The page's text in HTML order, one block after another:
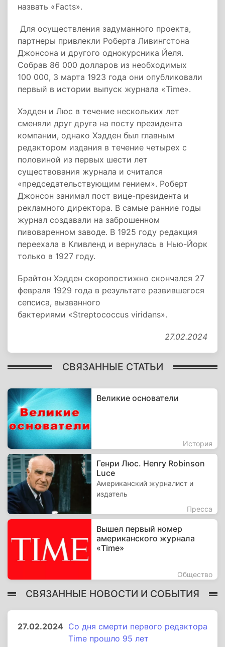
назвать «Facts».
Для осуществления задуманного проекта,
партнеры привлекли Роберта Ливингстона
Джонсона и другого однокурсника Йеля.
Собрав 86 000 долларов из необходимых
100 000, 3 марта 1923 года они опубликовали
первый в истории выпуск журнала «Time».
Хэдден и Люс в течение нескольких лет
сменяли друг друга на посту президента
компании, однако Хэдден был главным
редактором издания в течение четырех с
половиной из первых шести лет
существования журнала и считался
«председательствующим гением». Роберт
Джонсон занимал пост вице-президента и
рекламного директора. В самые ранние годы
журнал создавали на заброшенном
пивоваренном заводе. В 1925 году редакция
переехала в Кливленд и вернулась в Нью-Йорк
только в 1927 году.
Брайтон Хэдден скоропостижно скончался 27
февраля 1929 года в результате развившегося
сепсиса, вызванного
бактериями «Streptococcus viridans».
27.02.2024
СВЯЗАННЫЕ СТАТЬИ
Великие основатели
История
Генри Люс. Henry Robinson
Luce
Американский журналист и
издатель
Пресса
Вышел первый номер
американского журнала
«Time»
Общество
СВЯЗАННЫЕ НОВОСТИ И СОБЫТИЯ
27.02.2024 Со дня смерти первого редактора
Time прошло 95 лет